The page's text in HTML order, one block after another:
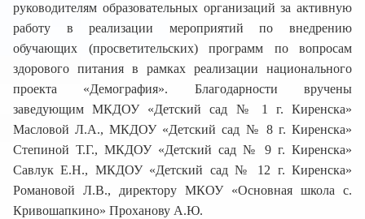
руководителям образовательных организаций за активную
работу в реализации мероприятий по внедрению
обучающих (просветительских) программ по вопросам
здорового питания в рамках реализации национального
проекта «Демография». Благодарности вручены
заведующим МКДОУ «Детский сад № 1 г. Киренска»
Масловой Л.А., МКДОУ «Детский сад № 8 г. Киренска»
Степиной Т.Г., МКДОУ «Детский сад № 9 г. Киренска»
Савлук Е.Н., МКДОУ «Детский сад № 12 г. Киренска»
Романовой Л.В., директору МКОУ «Основная школа с.
Кривошапкино» Проханову А.Ю.